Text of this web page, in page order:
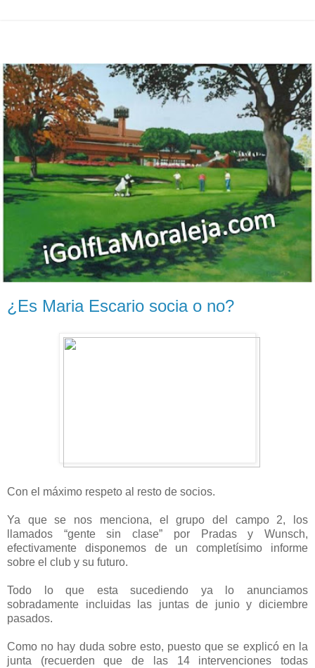
¿Es Maria Escario socia o no?
Con el máximo respeto al resto de socios.
Ya que se nos menciona, el grupo del campo 2, los
llamados “gente sin clase” por Pradas y Wunsch,
efectivamente disponemos de un completísimo informe
sobre el club y su futuro.
Todo lo que esta sucediendo ya lo anunciamos
sobradamente incluidas las juntas de junio y diciembre
pasados.
Como no hay duda sobre esto, puesto que se explicó en la
junta (recuerden que de las 14 intervenciones todas